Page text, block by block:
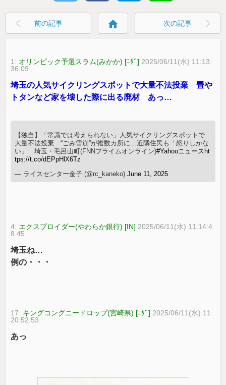
前の記事 home 次の記事
1: オリンピック予選スラム(みかか) [ﾆﾀﾞ] 2025/06/11(水) 11:13:
36.09
埼玉の人気サイクリングスポットで大量不法投棄 畳や
トタンなど家を壊した際に出る廃材 あっ…
【独自】「常識では考えられない」人気サイクリングスポットで
大量不法投棄 “ごみ雪崩”が複数カ所に…近隣住民も「怒りしかな
い」 埼玉・毛呂山町(FNNプライムオンライン)#Yahooニュース ht
tps://t.co/dEPpHlX6Tz
— ライスセンター金子 (@rc_kaneko)June 11, 2025
4: エクスプロイダー(やわらか銀行) [IN] 2025/06/11(水) 11:14:4
8.45
埼玉ね…
例の・・・
17: キングコングニードロップ(宮崎県) [ﾆﾀﾞ] 2025/06/11(水) 11:
20:52.53
あっ